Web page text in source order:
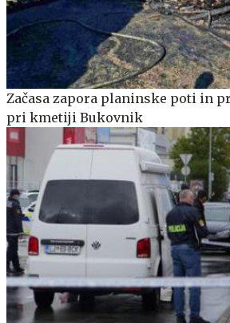
Začasa zapora planinske poti in
pri kmetiji Bukovnik